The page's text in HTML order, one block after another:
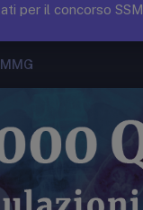
per il concorso